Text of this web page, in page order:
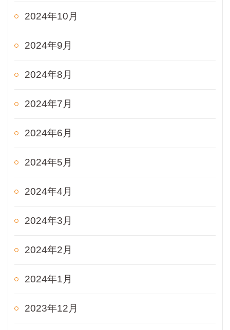
2024年10月
2024年9月
2024年8月
2024年7月
2024年6月
2024年5月
2024年4月
2024年3月
2024年2月
2024年1月
2023年12月